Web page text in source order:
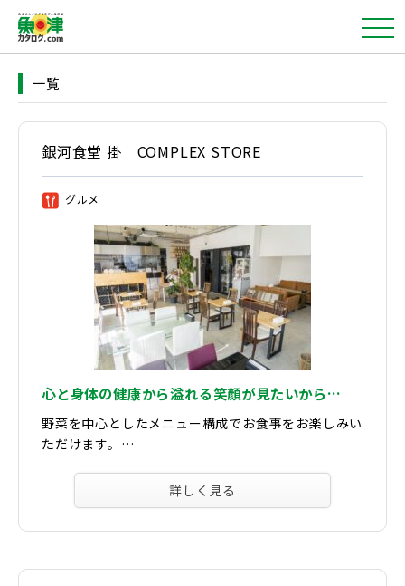
一覧
銀河食堂 掛 COMPLEX STORE
① グルメ
心と身体の健康から溢れる笑顔が見たいから…
野菜を中心としたメニュー構成でお食事をお楽しみい
ただけます。…
詳しく見る